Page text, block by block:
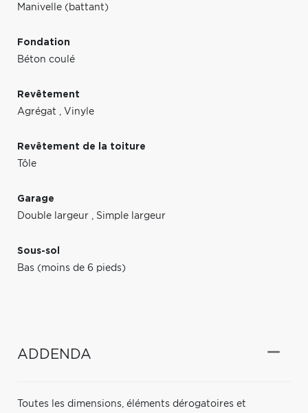
Manivelle (battant)
Fondation
Béton coulé
Revêtement
Agrégat , Vinyle
Revêtement de la toiture
Tôle
Garage
Double largeur , Simple largeur
Sous-sol
Bas (moins de 6 pieds)
ADDENDA
Toutes les dimensions, éléments dérogatoires et